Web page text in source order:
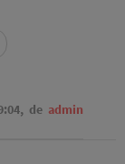
de admin